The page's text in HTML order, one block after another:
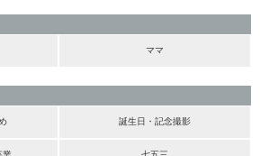
ママ
誕生日・記念撮影